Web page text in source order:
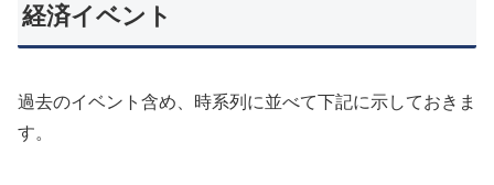
経済イベント
過去のイベント含め、時系列に並べて下記に示しておきま
す。